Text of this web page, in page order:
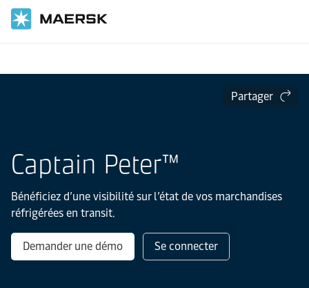
Partager
Captain Peter™
Bénéficiez d’une visibilité sur l’état de vos marchandises
réfrigérées en transit.
Demander une démo Se connecter